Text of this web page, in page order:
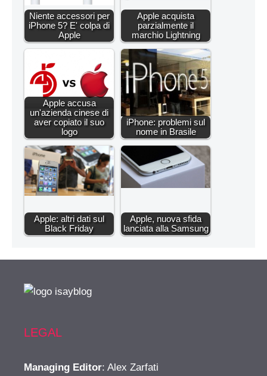
Niente accessori per
iPhone 5? E' colpa di
Apple
Apple acquista
parzialmente il
marchio Lightning
Apple accusa
un'azienda cinese di
aver copiato il suo
logo
iPhone: problemi sul
nome in Brasile
Apple: altri dati sul
Black Friday
Apple, nuova sfida
lanciata alla Samsung
LEGAL
Managing Editor: Alex Zarfati